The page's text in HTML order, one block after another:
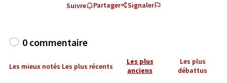
Suivre Partager Signaler
0 commentaire
Les mieux notés Les plus récents
Les plus
anciens
Les plus
débattus